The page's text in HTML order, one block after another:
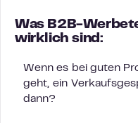
Was B2B-
wirklich sind :
Wenn es bei guten
geht, ein
dann?